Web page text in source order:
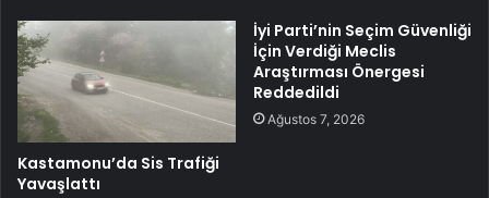
Kastamonu’da Sis Trafiği
Yavaşlattı
İyi Parti’nin Seçim Güvenliği
İçin Verdiği Meclis
Araştırması Önergesi
Reddedildi
Ağustos 7, 2026